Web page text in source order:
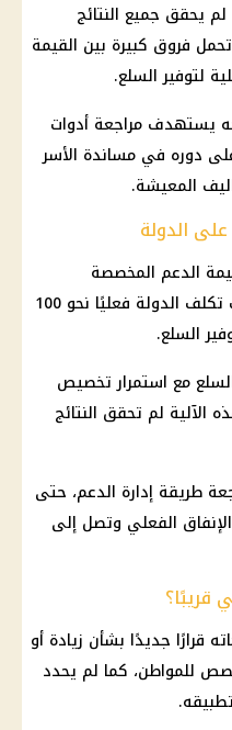
لم يحقق جميع النتائج
فروق كبيرة بين القيمة
لتوفيرالسلع.
يستهدف مراجعة أدوات
دوره في مساندة الأسر
المعيشة.
الدولة
الدعم المخصصة
للمواطن، والبالغة 50 جنيهًا، كانت تكلف الدولة فعليًا نحو 100
السلع.
مع استمرار تخصيص
هذه الآلية لم تحقق النتائج
طريقة إدارة الدعم، حتى
الفعلي وتصل إلى
قريبًا؟
قرارًا جديدًا بشأن زيادة أو
للمواطن، كما لم يحدد